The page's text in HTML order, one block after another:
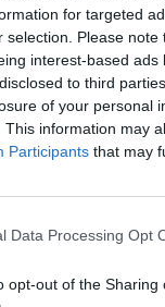
for targeted
selection. Please
interest-based
to third
of your personal
This information may
Participants that may
Data Processing Opt
opt-out of the Sharing